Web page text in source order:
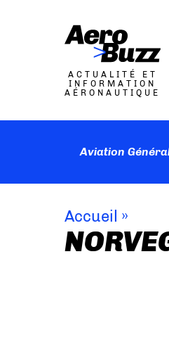
ACTUALITÉ ET
INFORMATION
AÉRONAUTIQUE
Aviation
Accueil »